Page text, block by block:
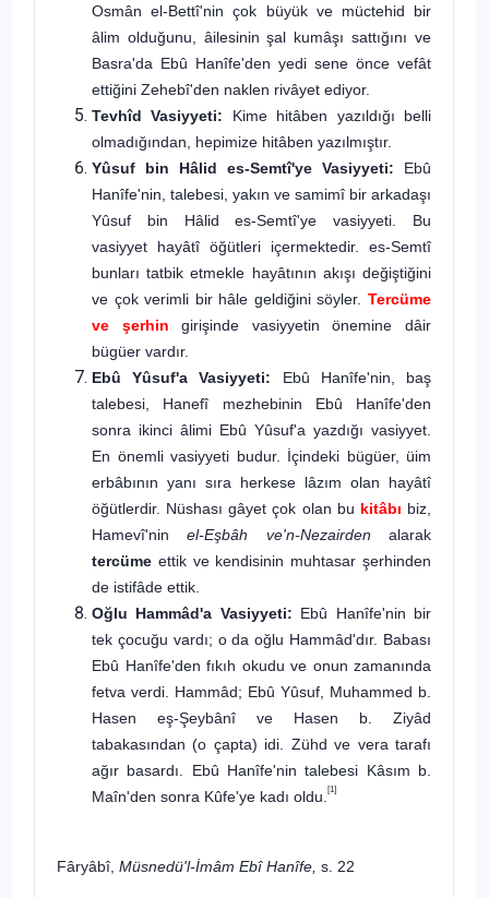
Osmân el-Bettî'nin çok büyük ve müctehid bir
âlim olduğunu, âilesinin şal kumâşı sattığını ve
Basra'da Ebû Hanîfe'den yedi sene önce vefât
ettiğini Zehebî'den naklen rivâyet ediyor.
Tevhîd Vasiyyeti: Kime hitâben yazıldığı belli
olmadığından, hepi­mize hitâben yazılmıştır.
Yûsuf bin Hâlid es-Semtî'ye Vasiyyeti: Ebû
Hanîfe'nin, talebesi, yakın ve samimî bir arkadaşı
Yûsuf bin Hâlid es-Semtî'ye vasiyyeti. Bu
vasiyyet hayâtî öğütleri içermektedir. es-Semtî
bunları tatbik etmekle hayâtının akışı değiştiğini
ve çok verimli bir hâle geldiğini söyler. Tercüme
ve şerhin girişinde vasiyyetin önemine dâir
bügüer vardır.
Ebû Yûsuf'a Vasiyyeti: Ebû Hanîfe'nin, baş
talebesi, Hanefî mez­hebinin Ebû Hanîfe'den
sonra ikinci âlimi Ebû Yûsuf'a yazdığı vasiyyet.
En önemli vasiyyeti budur. İçindeki bügüer, üim
erbâbının yanı sıra her­kese lâzım olan hayâtî
öğütlerdir. Nüshası gâyet çok olan bu kitâbı biz,
Hamevî'ninel-Eşbâh ve'n-Nezairdenalarak
tercüme ettik ve kendisinin muhtasar şerhinden
de istifâde ettik.
Oğlu Hammâd'a Vasiyyeti: Ebû Hanîfe'nin bir
tek çocuğu vardı; o da oğlu Hammâd'dır. Babası
Ebû Hanîfe'den fıkıh okudu ve onun zama­nında
fetva verdi. Hammâd; Ebû Yûsuf, Muhammed b.
Hasen eş-Şeybânî ve Hasen b. Ziyâd
tabakasından (o çapta) idi. Zühd ve vera tarafı
ağır basardı. Ebû Hanîfe'nin talebesi Kâsım b.
Maîn'den sonra Kûfe'ye kadı oldu. [1]
Fâryâbî, Müsnedü'l-İmâm Ebî Hanîfe, s. 22